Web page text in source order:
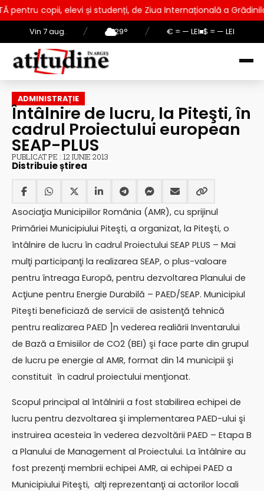
Vin 7 aug. / 29° / € = — LEI $ = — LEI
și studenți, de Ziua Internațională a Grădinilor Zoologice
ADMINISTRAȚIE
Întâlnire de lucru, la Piteşti, în
cadrul Proiectului european
SEAP-PLUS
PUBLICAT PE : 12 IUNIE 2013
Distribuie știrea
Asociaţia Municipiilor România (AMR), cu sprijinul
Primăriei Municipiului Piteşti, a organizat, la Piteşti, o
întâlnire de lucru în cadrul Proiectului SEAP PLUS – Mai
mulţi participanţi la realizarea SEAP, o plus-valoare
pentru întreaga Europă, pentru dezvoltarea Planului de
Acţiune pentru Energie Durabilă – PAED/SEAP. Municipiul
Piteşti beneficiază de servicii de asistenţă tehnică
pentru realizarea PAED ]n vederea realiării Inventarului
de Bază a Emisiilor de CO2 (BEI) şi face parte din grupul
de lucru pe energie al AMR, format din 14 municipii şi
constituit în cadrul proiectului menţionat.
Scopul principal al întâlnirii a fost stabilirea echipei de
lucru pentru dezvoltarea şi implementarea PAED-ului şi
instruirea acesteia în vederea dezvoltării PAED – Etapa B
a Planului de Management al Proiectului. La întâlnire au
fost prezenţi membrii echipei AMR, ai echipei PAED a
Municipiului Piteşti, alţi reprezentanţi ai actorilor locali